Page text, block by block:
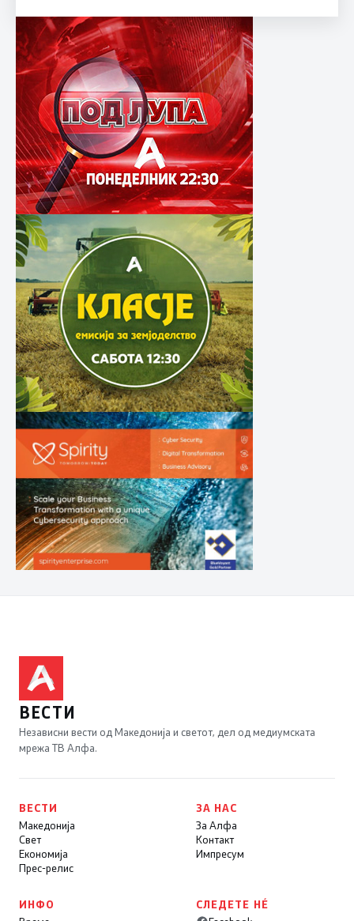
ВЕСТИ
Независни вести од Македонија и светот, дел од медиумската
мрежа ТВ Алфа.
ВЕСТИ
Македонија
Свет
Економија
Прес-релис
ЗА НАС
За Алфа
Контакт
Импресум
ИНФО
СЛЕДЕТЕ НÉ